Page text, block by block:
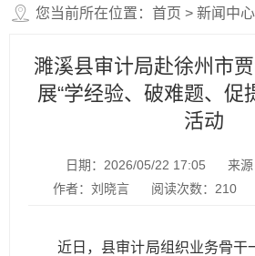
您当前所在位置： 首页 > 新闻中心
濉溪县审计局赴徐州市
展“学经验、破难题、促
活动
日期：2026/05/22 17:05
来
作者：刘晓言
阅读次数： 210
近日，县审计局组织业务骨干